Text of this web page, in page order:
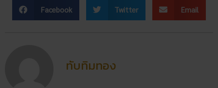
Facebook Twitter Email
ทับทิมทอง